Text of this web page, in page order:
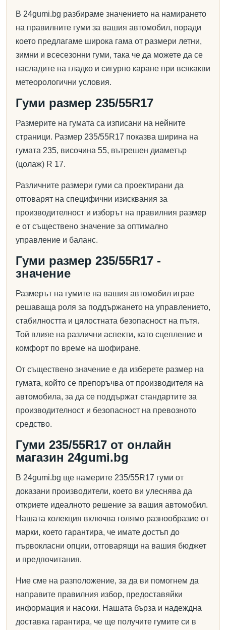
В 24gumi.bg разбираме значението на намирането
на правилните гуми за вашия автомобил, поради
което предлагаме широка гама от размери летни,
зимни и всесезонни гуми, така че да можете да се
насладите на гладко и сигурно каране при всякакви
метеорологични условия.
Гуми размер 235/55R17
Размерите на гумата са изписани на нейните
страници. Размер 235/55R17 показва ширина на
гумата 235, височина 55, вътрешен диаметър
(цолаж) R 17.
Различните размери гуми са проектирани да
отговарят на специфични изисквания за
производителност и изборът на правилния размер
е от съществено значение за оптимално
управление и баланс.
Гуми размер 235/55R17 -
значение
Размерът на гумите на вашия автомобил играе
решаваща роля за поддържането на управлението,
стабилността и цялостната безопасност на пътя.
Той влияе на различни аспекти, като сцепление и
комфорт по време на шофиране.
От съществено значение е да изберете размер на
гумата, който се препоръчва от производителя на
автомобила, за да се поддържат стандартите за
производителност и безопасност на превозното
средство.
Гуми 235/55R17 от онлайн
магазин 24gumi.bg
В 24gumi.bg ще намерите 235/55R17 гуми от
доказани производители, което ви улеснява да
откриете идеалното решение за вашия автомобил.
Нашата колекция включва голямо разнообразие от
марки, което гарантира, че имате достъп до
първокласни опции, отговарящи на вашия бюджет
и предпочитания.
Ние сме на разположение, за да ви помогнем да
направите правилния избор, предоставяйки
информация и насоки. Нашата бърза и надеждна
доставка гарантира, че ще получите гумите си в